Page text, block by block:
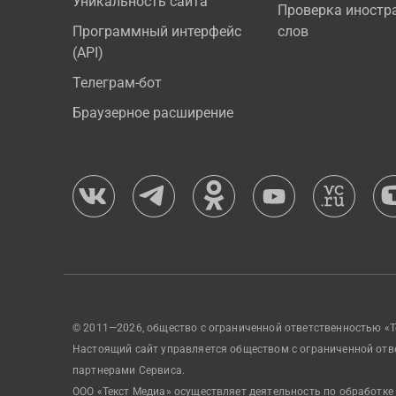
Программный интерфейс
(API)
Телеграм-бот
Браузерное расширение
Проверка
слов
© 2011—2026, общество с ограниченной ответственностью
Настоящий сайт управляется обществом с ограниченной
партнерами Сервиса.
ООО «Текст Медиа» осуществляет деятельность по